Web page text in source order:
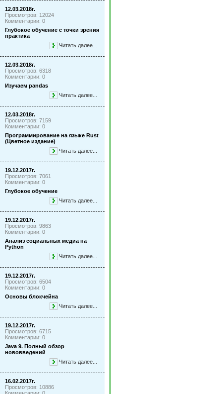
12.03.2018г.
Просмотров: 12024
Комментарии: 0
Глубокое обучение с точки зрения
практика
Читать далее...
12.03.2018г.
Просмотров: 6318
Комментарии: 0
Изучаем pandas
Читать далее...
12.03.2018г.
Просмотров: 7159
Комментарии: 0
Программирование на языке Rust
(Цветное издание)
Читать далее...
19.12.2017г.
Просмотров: 7061
Комментарии: 0
Глубокое обучение
Читать далее...
19.12.2017г.
Просмотров: 9863
Комментарии: 0
Анализ социальных медиа на
Python
Читать далее...
19.12.2017г.
Просмотров: 6504
Комментарии: 0
Основы блокчейна
Читать далее...
19.12.2017г.
Просмотров: 6715
Комментарии: 0
Java 9. Полный обзор
нововведений
Читать далее...
16.02.2017г.
Просмотров: 10886